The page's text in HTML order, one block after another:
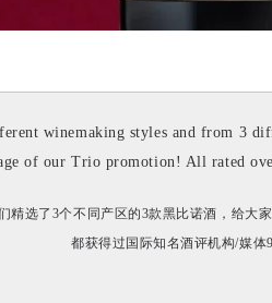
winemaking styles and from 3
of our Trio promotion! All rated
精选了3个不同产区的3款黑比诺酒，给大
都获得过国际知名酒评机构/媒体